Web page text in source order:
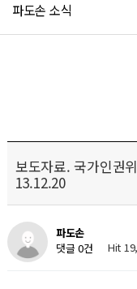
파도손 소식
보도자료. 국가인권
13.12.20
파도손
댓글 0건
Hit